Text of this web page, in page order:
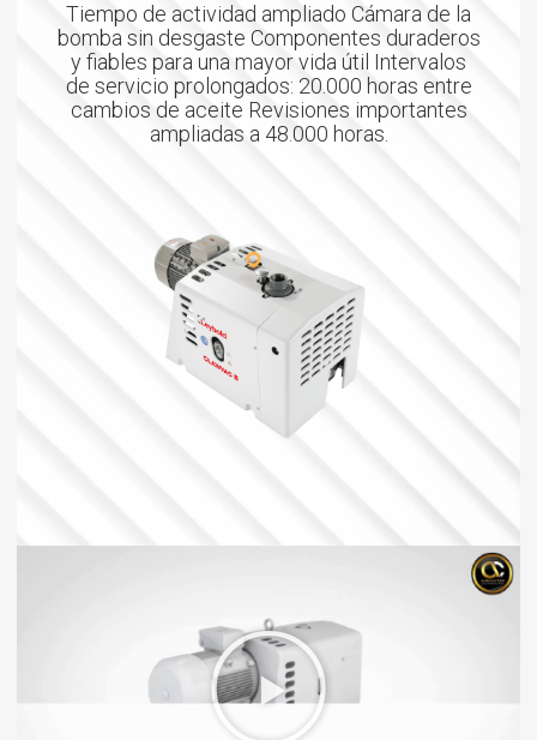
Tiempo de actividad ampliado Cámara de la
bomba sin desgaste Componentes duraderos
y fiables para una mayor vida útil Intervalos
de servicio prolongados: 20.000 horas entre
cambios de aceite Revisiones importantes
ampliadas a 48.000 horas.